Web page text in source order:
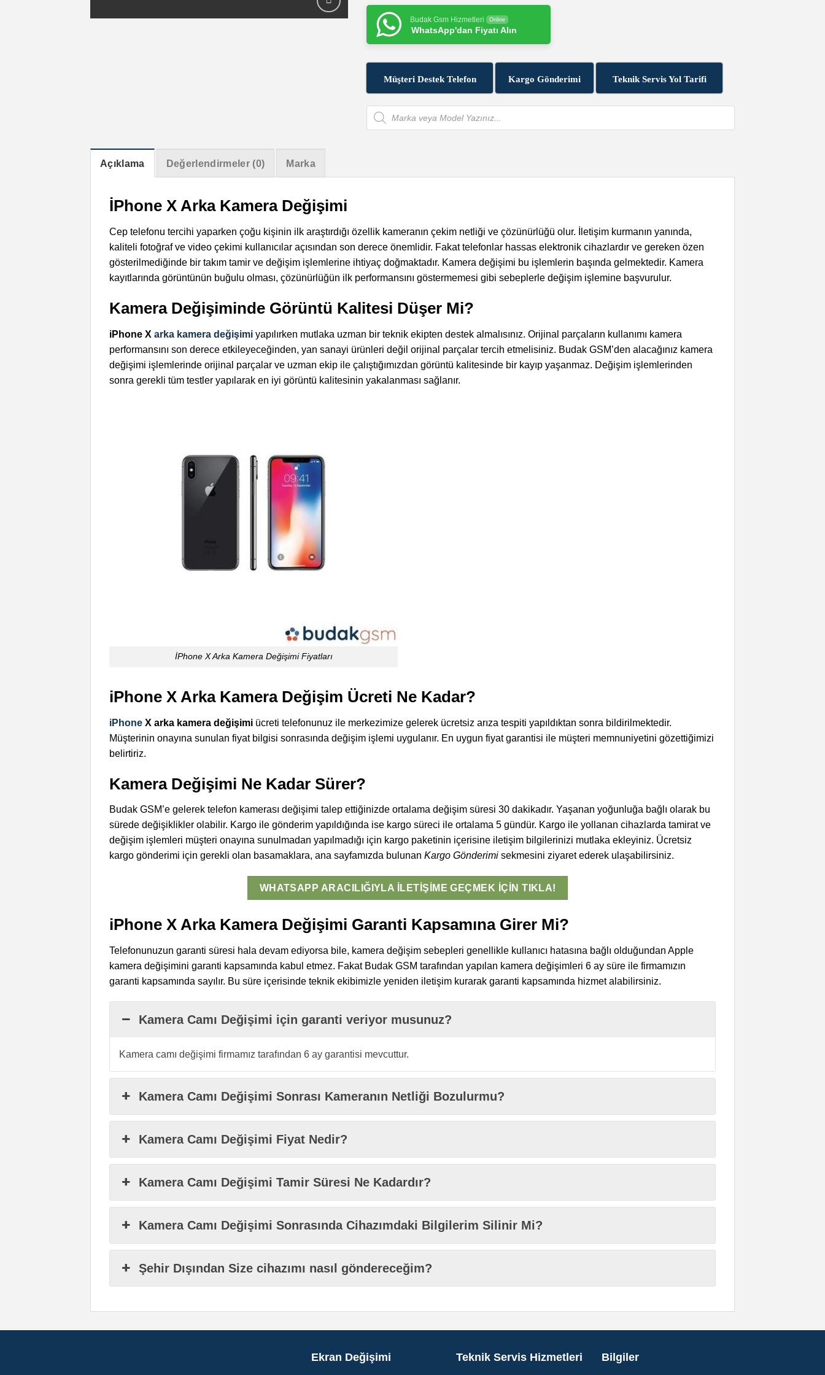
Budak Gsm Hizmetleri Online
WhatsApp'dan Fiyatı Alın
Müşteri Destek Telefon Kargo Gönderimi Teknik Servis Yol Tarifi
Products
search
Açıklama Değerlendirmeler (0) Marka
İPhone X Arka Kamera Değişimi
Cep telefonu tercihi yaparken çoğu kişinin ilk araştırdığı özellik kameranın çekim netliği ve çözünürlüğü olur. İletişim kurmanın yanında,
kaliteli fotoğraf ve video çekimi kullanıcılar açısından son derece önemlidir. Fakat telefonlar hassas elektronik cihazlardır ve gereken özen
gösterilmediğinde bir takım tamir ve değişim işlemlerine ihtiyaç doğmaktadır. Kamera değişimi bu işlemlerin başında gelmektedir. Kamera
kayıtlarında görüntünün buğulu olması, çözünürlüğün ilk performansını göstermemesi gibi sebeplerle değişim işlemine başvurulur.
Kamera Değişiminde Görüntü Kalitesi Düşer Mi?
iPhone X arka kamera değişimi yapılırken mutlaka uzman bir teknik ekipten destek almalısınız. Orijinal parçaların kullanımı kamera
performansını son derece etkileyeceğinden, yan sanayi ürünleri değil orijinal parçalar tercih etmelisiniz. Budak GSM’den alacağınız kamera
değişimi işlemlerinde orijinal parçalar ve uzman ekip ile çalıştığımızdan görüntü kalitesinde bir kayıp yaşanmaz. Değişim işlemlerinden
sonra gerekli tüm testler yapılarak en iyi görüntü kalitesinin yakalanması sağlanır.
İPhone X Arka Kamera Değişimi Fiyatları
iPhone X Arka Kamera Değişim Ücreti Ne Kadar?
iPhone X arka kamera değişimi ücreti telefonunuz ile merkezimize gelerek ücretsiz arıza tespiti yapıldıktan sonra bildirilmektedir.
Müşterinin onayına sunulan fiyat bilgisi sonrasında değişim işlemi uygulanır. En uygun fiyat garantisi ile müşteri memnuniyetini gözettiğimizi
belirtiriz.
Kamera Değişimi Ne Kadar Sürer?
Budak GSM’e gelerek telefon kamerası değişimi talep ettiğinizde ortalama değişim süresi 30 dakikadır. Yaşanan yoğunluğa bağlı olarak bu
sürede değişiklikler olabilir. Kargo ile gönderim yapıldığında ise kargo süreci ile ortalama 5 gündür. Kargo ile yollanan cihazlarda tamirat ve
değişim işlemleri müşteri onayına sunulmadan yapılmadığı için kargo paketinin içerisine iletişim bilgilerinizi mutlaka ekleyiniz. Ücretsiz
kargo gönderimi için gerekli olan basamaklara, ana sayfamızda bulunan Kargo Gönderimi sekmesini ziyaret ederek ulaşabilirsiniz.
WHATSAPP ARACILIĞIYLA İLETIŞIME GEÇMEK İÇIN TIKLA!
iPhone X Arka Kamera Değişimi Garanti Kapsamına Girer Mi?
Telefonunuzun garanti süresi hala devam ediyorsa bile, kamera değişim sebepleri genellikle kullanıcı hatasına bağlı olduğundan Apple
kamera değişimini garanti kapsamında kabul etmez. Fakat Budak GSM tarafından yapılan kamera değişimleri 6 ay süre ile firmamızın
garanti kapsamında sayılır. Bu süre içerisinde teknik ekibimizle yeniden iletişim kurarak garanti kapsamında hizmet alabilirsiniz.
Kamera Camı Değişimi için garanti veriyor musunuz?
Kamera camı değişimi firmamız tarafından 6 ay garantisi mevcuttur.
Kamera Camı Değişimi Sonrası Kameranın Netliği Bozulurmu?
Kamera Camı Değişimi Fiyat Nedir?
Kamera Camı Değişimi Tamir Süresi Ne Kadardır?
Kamera Camı Değişimi Sonrasında Cihazımdaki Bilgilerim Silinir Mi?
Şehir Dışından Size cihazımı nasıl göndereceğim?
Ekran Değişimi Teknik Servis Hizmetleri Bilgiler